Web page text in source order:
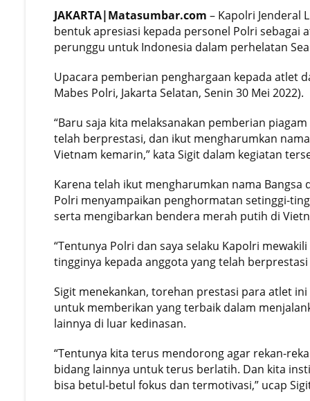
Perkuat Kelembagaan, Bawaslu
Pemuda Katolik Komcab
JAKARTA|Matasumbar.com – Kapolri Jenderal
bentuk apresiasi kepada personel Polri sebagai
perunggu untuk Indonesia dalam perhelatan
Upacara pemberian penghargaan kepada atlet
Mabes Polri, Jakarta Selatan, Senin 30 Mei 2022).
“Baru saja kita melaksanakan pemberian
telah berprestasi, dan ikut mengharumkan
Vietnam kemarin,” kata Sigit dalam kegiatan
Karena telah ikut mengharumkan nama Bangsa
Polri menyampaikan penghormatan setinggi-
serta mengibarkan bendera merah putih di
“Tentunya Polri dan saya selaku Kapolri
tingginya kepada anggota yang telah
Sigit menekankan, torehan prestasi para atlet
untuk memberikan yang terbaik dalam
lainnya di luar kedinasan.
“Tentunya kita terus mendorong agar rekan-
bidang lainnya untuk terus berlatih. Dan kita
bisa betul-betul fokus dan termotivasi,” ucap